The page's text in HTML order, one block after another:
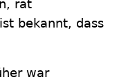
rät
bekannt, dass
war